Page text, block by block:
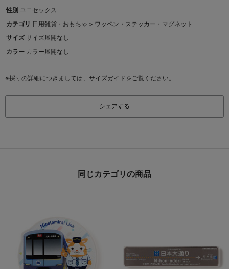
性別 ユニセックス
カテゴリ 日用雑貨・おもちゃ > ワッペン・ステッカー・マグネット
サイズ サイズ展開なし
カラー カラー展開なし
※採寸の詳細につきましては、 サイズガイドをご覧ください。
シェアする
同じカテゴリの商品